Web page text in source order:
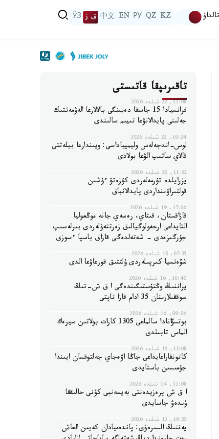
تالداۋ KZ
QZ
РУ
EN
中文 ق ز ЎЗ
تاقىرىپقا قاتىستى
11:08, 22 شىلدە 2026
فرانسيادا 15 جاسقا دەيىنگى بالالارعا الەۋمەتتىك
جەلىنى پايدالانۋعا تىيىم سالىندى
10:24, 22 شىلدە 2026
لوس-اندجەلەس وليمپياداسى: ويىندارعا بيلەتتى
قالاي ساتىپ الۋعا بولادى
11:52, 20 شىلدە 2026
يزرايلدە تۇرمەلەردى كۇزەتۋ ءۇشىن
قولتىراۋىنداردى پايدالانباق
17:06, 19 شىلدە 2026
قازاقستان، قىتاي، رەسەي جانە موڭعوليا
التايداعى ارحەولوگيالىق زەرتتەۋلەردى بىرلەسىپ
جۇرگىزەدى - شەتەلدەگى قازاق باسپا ءسوزى
07:35, 18 شىلدە 2026
شۆەتسيا كىرپىلەردى ۇلتتىق قورعاۋعا الدى
10:40, 16 شىلدە 2026
يراننىڭ وڭتۇستىگىندەگى ا ق ش-تىڭ
سوققىلارىنان 35 ادام قازا تاپتى
09:06, 16 شىلدە 2026
بوتسۆانادا سالماعى 1305 كارات بولاتىن سيرەك
الماس تابىلدى
13:08, 15 شىلدە 2026
كاتونقاراعايداعى جاڭا اۋەجاي جەلتوقسان ايىندا
جۇمىسىن باستايدى
11:08, 14 شىلدە 2026
ا ق ش پرەزيدەنتى بەيسەنبى كۇنى حالىققا
ۇندەۋ جاسايدى
10:25, 13 شىلدە 2026
يەننىڭ السىرەۋى: پاندەميادان كەيىن العاش